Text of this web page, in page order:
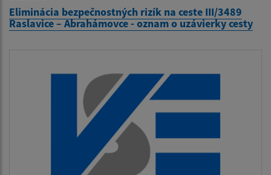
Eliminácia bezpečnostných rizík na ceste III/3489
Raslavice – Abrahámovce - oznam o uzávierky cesty